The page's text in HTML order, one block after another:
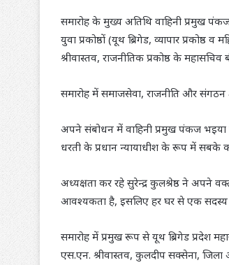
समारोह के मुख्य अतिथि वाहिनी प्रमुख
युवा प्रकोष्ठों (यूथ ब्रिगेड, व्यापार
श्रीवास्तव, राजनीतिक प्रकोष्ठ के महासचिव
समारोह में समाजसेवा, राजनीति और
अपने संबोधन में वाहिनी प्रमुख पंकज
धरती के प्रधान न्यायाधीश के रूप में सबके
अध्यक्षता कर रहे सुरेन्द्र कुलश्रेष्ठ ने
आवश्यकता है, इसलिए हर घर से एक सदस्य
समारोह में प्रमुख रूप से यूथ ब्रिगेड प्रदेश
एस.एन. श्रीवास्तव, कुलदीप सक्सेना, जिला